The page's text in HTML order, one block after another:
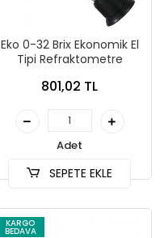
Eko 0-32 Brix Ekonomik El
Tipi Refraktometre
801,02 TL
Adet
SEPETE EKLE
KARGO
BEDAVA